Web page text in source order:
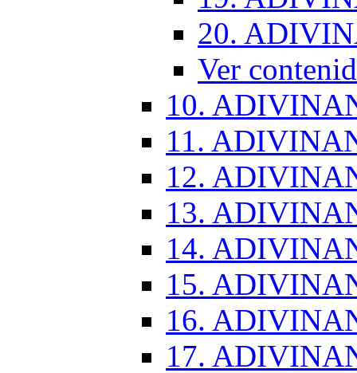
20.
Ver
10.
11.
12.
13.
14.
15.
16.
17.